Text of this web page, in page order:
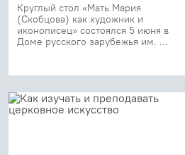
Круглый стол «Мать Мария
(Скобцова) как художник и
иконописец» состоялся 5 июня в
Доме русского зарубежья им. ...